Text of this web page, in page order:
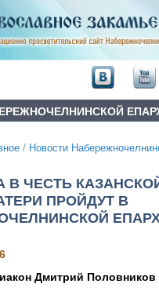
/ Новости
В ЧЕСТЬ
ПРОЙДУТ В
Дмитрий Половников